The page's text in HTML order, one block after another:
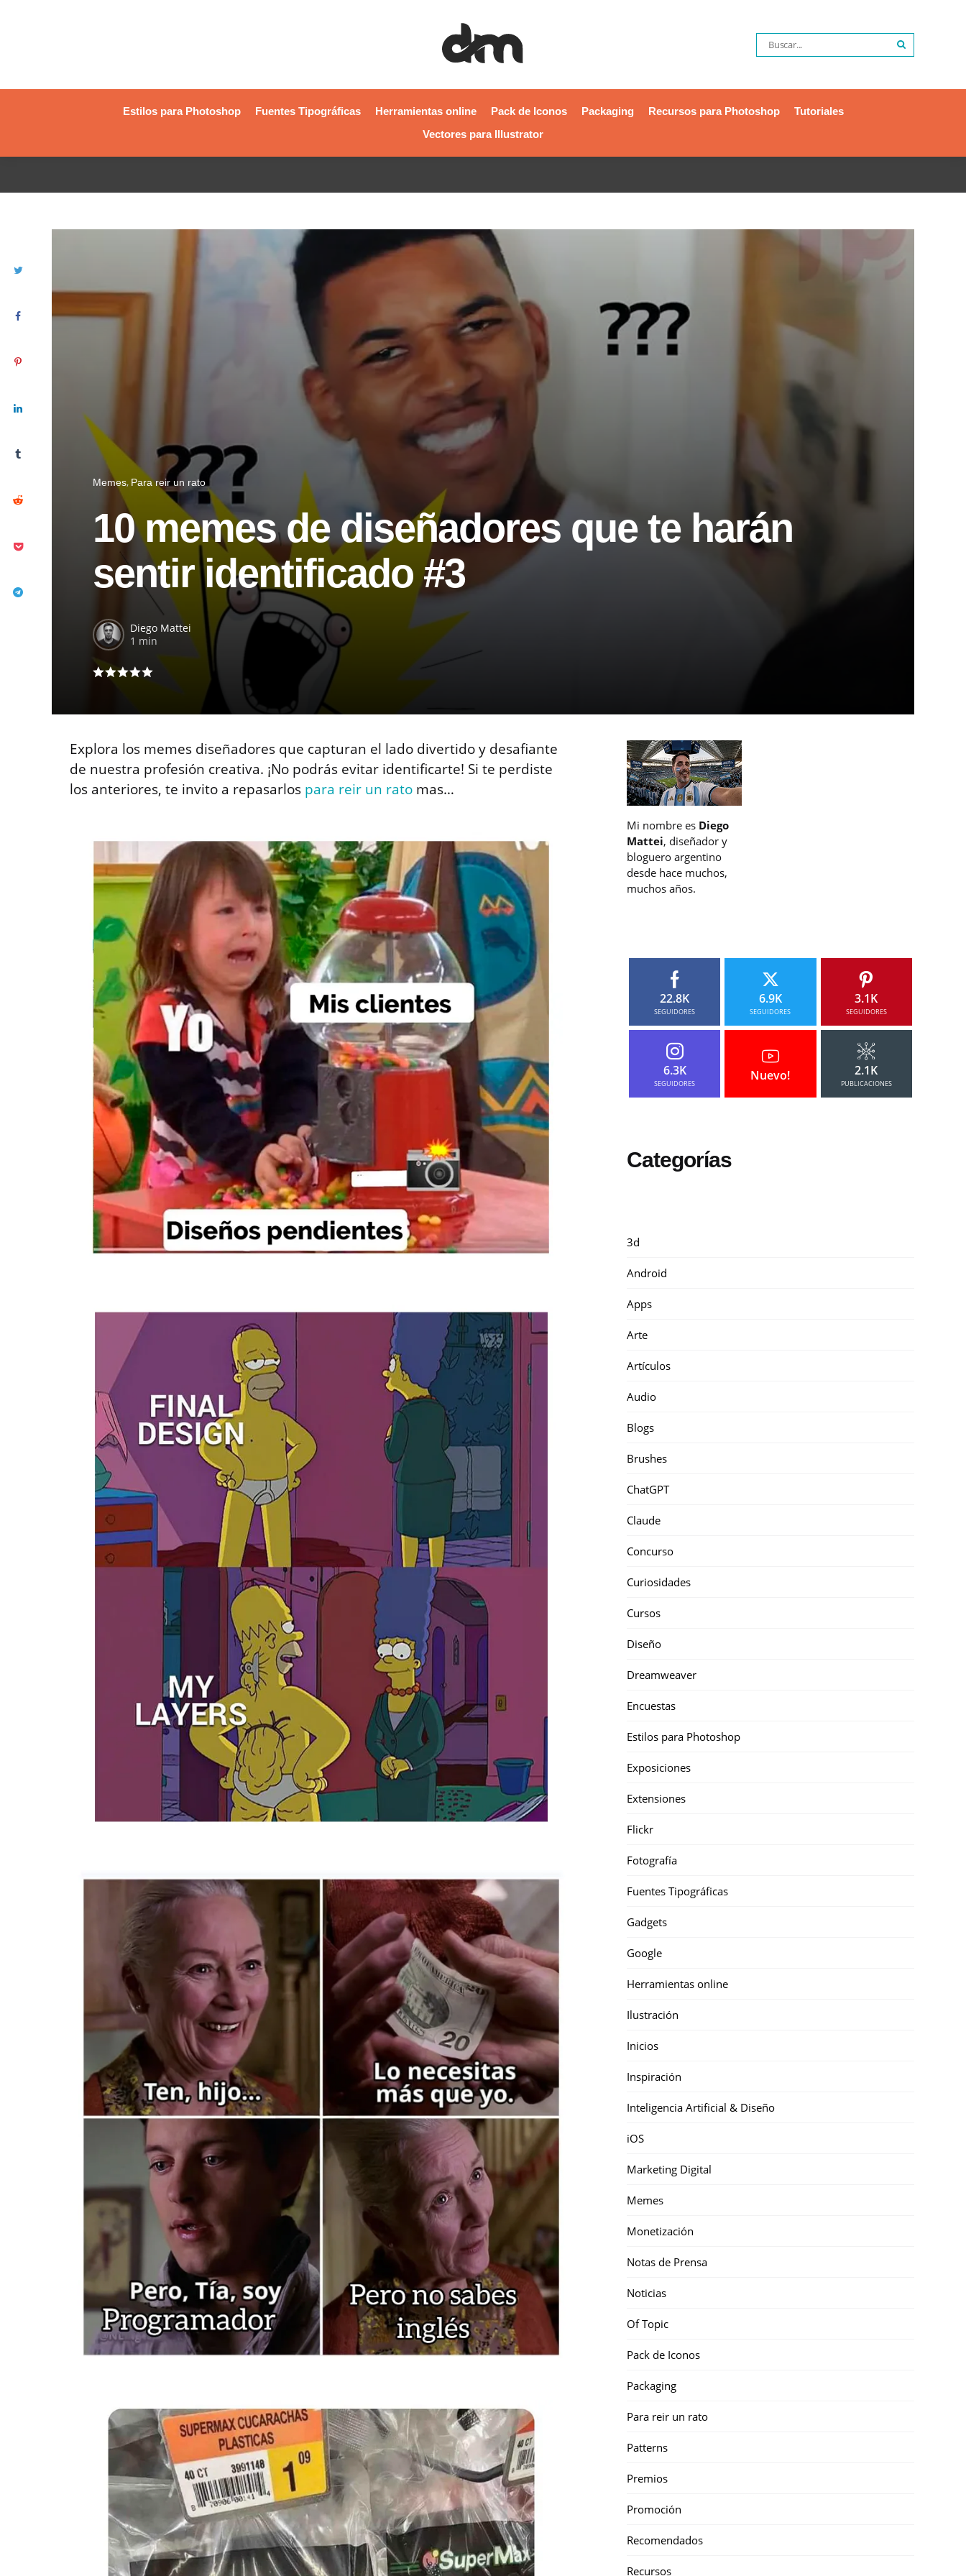
Estilos para Photoshop Fuentes Tipográficas Herramientas online Pack de Iconos Packaging Recursos para Photoshop
Tutoriales
Vectores para Illustrator
Memes Para reir un rato
10 memes de diseñadores que te harán
sentir identificado #3
Diego Mattei
1 min
Explora los memes diseñadores que capturan el lado divertido y desafiante
de nuestra profesión creativa. ¡No podrás evitar identificarte! Si te perdiste
los anteriores, te invito a repasarlos para reir un rato mas…
Mi nombre es Diego
Mattei, diseñador y
bloguero argentino
desde hace muchos,
muchos años.
22.8K
SEGUIDORES
6.9K
SEGUIDORES
3.1K
SEGUIDORES
6.3K
SEGUIDORES
Nuevo! 2.1K
PUBLICACIONES
Categorías
3d
Android
Apps
Arte
Artículos
Audio
Blogs
Brushes
ChatGPT
Claude
Concurso
Curiosidades
Cursos
Diseño
Dreamweaver
Encuestas
Estilos para Photoshop
Exposiciones
Extensiones
Flickr
Fotografía
Fuentes Tipográficas
Gadgets
Google
Herramientas online
Ilustración
Inicios
Inspiración
Inteligencia Artificial & Diseño
iOS
Marketing Digital
Memes
Monetización
Notas de Prensa
Noticias
Of Topic
Pack de Iconos
Packaging
Para reir un rato
Patterns
Premios
Promoción
Recomendados
Recursos